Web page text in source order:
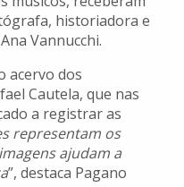
historiadora e
Vannucchi.
acervo dos
Cautela, que nas
a registrar as
representam os
ajudam a
”, destaca Pagano